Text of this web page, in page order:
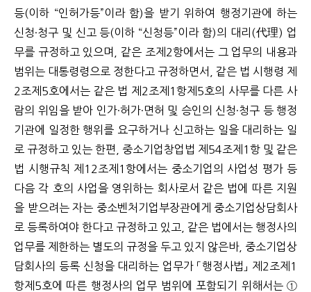
등(이하 “인허가등”이라 함)을 받기 위하여 행정기관에 하는
신청·청구 및 신고 등(이하 “신청등”이라 함)의 대리(代理) 업
무를 규정하고 있으며, 같은 조제2항에서는 그 업무의 내용과
범위는 대통령령으로 정한다고 규정하면서, 같은 법 시행령 제
2조제5호에서는 같은 법 제2조제1항제5호의 사무를 다른 사
람의 위임을 받아 인가·허가·면허 및 승인의 신청·청구 등 행정
기관에 일정한 행위를 요구하거나 신고하는 일을 대리하는 일
로 규정하고 있는 한편, 중소기업창업법 제54조제1항 및 같은
법 시행규칙 제12조제1항에서는 중소기업의 사업성 평가 등
다음 각 호의 사업을 영위하는 회사로서 같은 법에 따른 지원
을 받으려는 자는 중소벤처기업부장관에게 중소기업상담회사
로 등록하여야 한다고 규정하고 있고, 같은 법에서는 행정사의
업무를 제한하는 별도의 규정을 두고 있지 않은바, 중소기업상
담회사의 등록 신청을 대리하는 업무가 「행정사법」 제2조제1
항제5호에 따른 행정사의 업무 범위에 포함되기 위해서는 ①